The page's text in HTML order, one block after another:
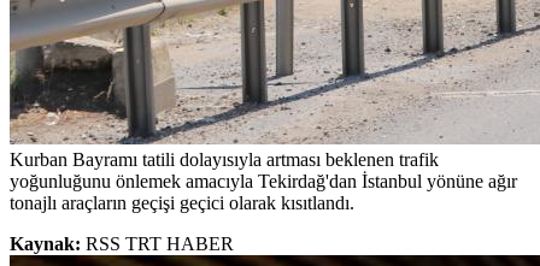
Kurban Bayramı tatili dolayısıyla artması beklenen trafik
yoğunluğunu önlemek amacıyla Tekirdağ'dan İstanbul yönüne ağır
tonajlı araçların geçişi geçici olarak kısıtlandı.
Kaynak: RSS TRT HABER